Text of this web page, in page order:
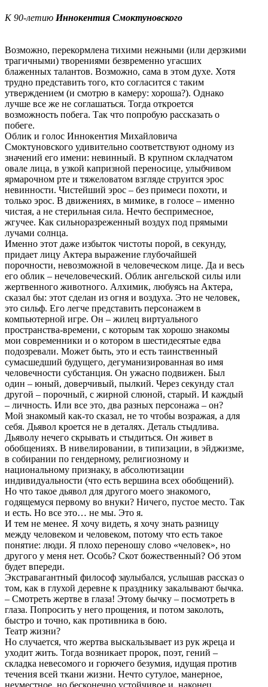
К 90-летию Иннокентия Смоктуновского
Возможно, перекормлена тихими нежными (или дерзкими
трагичными) творениями безвременно угасших
блаженных талантов. Возможно, сама в этом духе. Хотя
трудно представить того, кто согласится с таким
утверждением (и смотрю в камеру: хороша?). Однако
лучше все же не соглашаться. Тогда откроется
возможность побега. Так что попробую рассказать о
побеге.
Облик и голос Иннокентия Михайловича
Смоктуновского удивительно соответствуют одному из
значений его имени: невинный. В крупном складчатом
овале лица, в узкой капризной переносице, улыбчивом
ярмарочном рте и тяжеловатом взгляде струится эрос
невинности. Чистейший эрос – без примеси похоти, и
только эрос. В движениях, в мимике, в голосе – именно
чистая, а не стерильная сила. Нечто беспримесное,
жгучее. Как сильноразреженный воздух под прямыми
лучами солнца.
Именно этот даже избыток чистоты порой, в секунду,
придает лицу Актера выражение глубочайшей
порочности, невозможной в человеческом лице. Да и весь
его облик – нечеловеческий. Облик ангельской силы или
жертвенного животного. Алхимик, любуясь на Актера,
сказал бы: этот сделан из огня и воздуха. Это не человек,
это сильф. Его легче представить персонажем в
компьютерной игре. Он – жилец виртуального
пространства-времени, с которым так хорошо знакомы
мои современники и о котором в шестидесятые едва
подозревали. Может быть, это и есть таинственный
сумасшедший будущего, дегуманизированная во имя
человечности субстанция. Он ужасно подвижен. Был
один – юный, доверчивый, пылкий. Через секунду стал
другой – порочный, с жирной слюной, старый. И каждый
– личность. Или все это, два разных персонажа – он?
Мой знакомый как-то сказал, не то чтобы возражая, а для
себя. Дьявол кроется не в деталях. Деталь стыдлива.
Дьяволу нечего скрывать и стыдиться. Он живет в
обобщениях. В нивелировании, в типизации, в эйджизме,
в собирании по гендерному, религиозному и
национальному признаку, в абсолютизации
индивидуальности (что есть вершина всех обобщений).
Но что такое дьявол для другого моего знакомого,
годящемуся первому во внуки? Ничего, пустое место. Так
и есть. Но все это… не мы. Это я.
И тем не менее. Я хочу видеть, я хочу знать разницу
между человеком и человеком, потому что есть такое
понятие: люди. Я плохо переношу слово «человек», но
другого у меня нет. Особь? Скот божественный? Об этом
будет впереди.
Экстравагантный философ заулыбался, услышав рассказ о
том, как в глухой деревне к празднику закалывают бычка.
– Смотреть жертве в глаза! Этому бычку – посмотреть в
глаза. Попросить у него прощения, и потом заколоть,
быстро и точно, как противника в бою.
Театр жизни?
Но случается, что жертва выскальзывает из рук жреца и
уходит жить. Тогда возникает пророк, поэт, гений –
складка невесомого и горючего безумия, идущая против
течения всей ткани жизни. Нечто сутулое, манерное,
неуместное, но бесконечно устойчивое и, наконец,